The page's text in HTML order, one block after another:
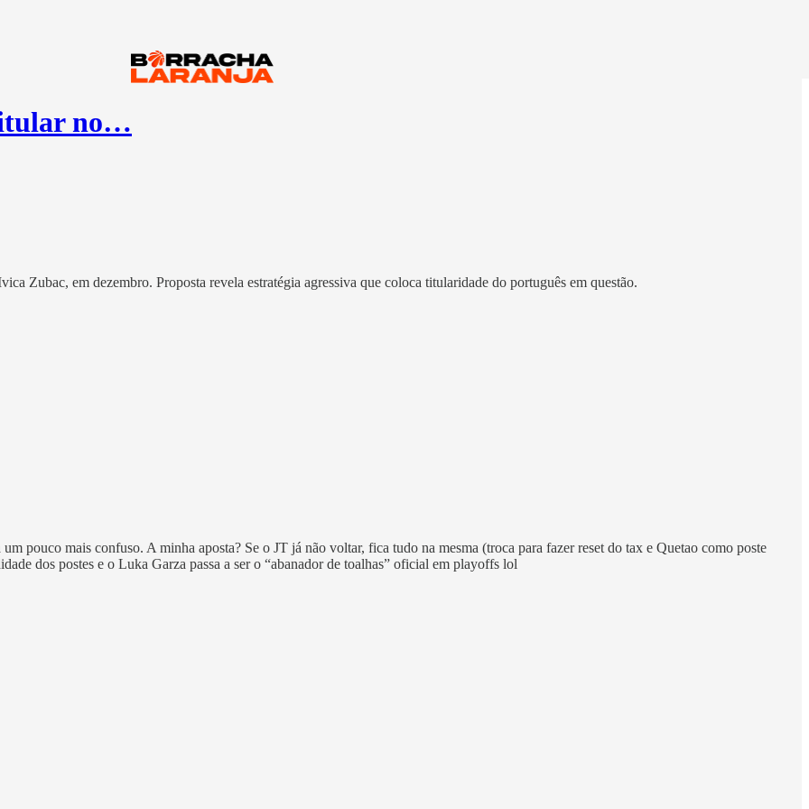
no…
Zubac, em dezembro. Proposta revela estratégia agressiva que coloca titularidade do português em questão.
pouco mais confuso. A minha aposta? Se o JT já não voltar, fica tudo na mesma (troca para fazer reset do tax e Quetao como poste
dos postes e o Luka Garza passa a ser o “abanador de toalhas” oficial em playoffs lol